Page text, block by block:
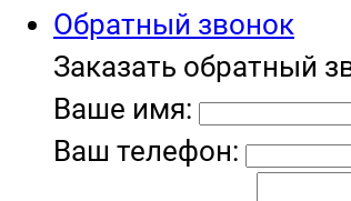
Обратный звонок
Заказать обратный
Ваше имя:
Ваш телефон: